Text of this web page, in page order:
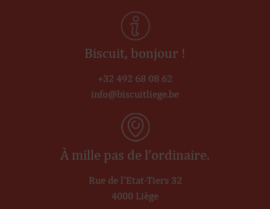
Biscuit, bonjour !
+32 492 68 08 62
info@biscuitliege.be
À mille pas de l’ordinaire.
Rue de l’Etat-Tiers 32
4000 Liège